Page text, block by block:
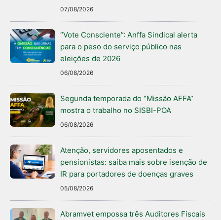
07/08/2026
“Vote Consciente”: Anffa Sindical alerta
para o peso do serviço público nas
eleições de 2026
06/08/2026
Segunda temporada do “Missão AFFA”
mostra o trabalho no SISBI-POA
06/08/2026
Atenção, servidores aposentados e
pensionistas: saiba mais sobre isenção de
IR para portadores de doenças graves
05/08/2026
Abramvet empossa três Auditores Fiscais